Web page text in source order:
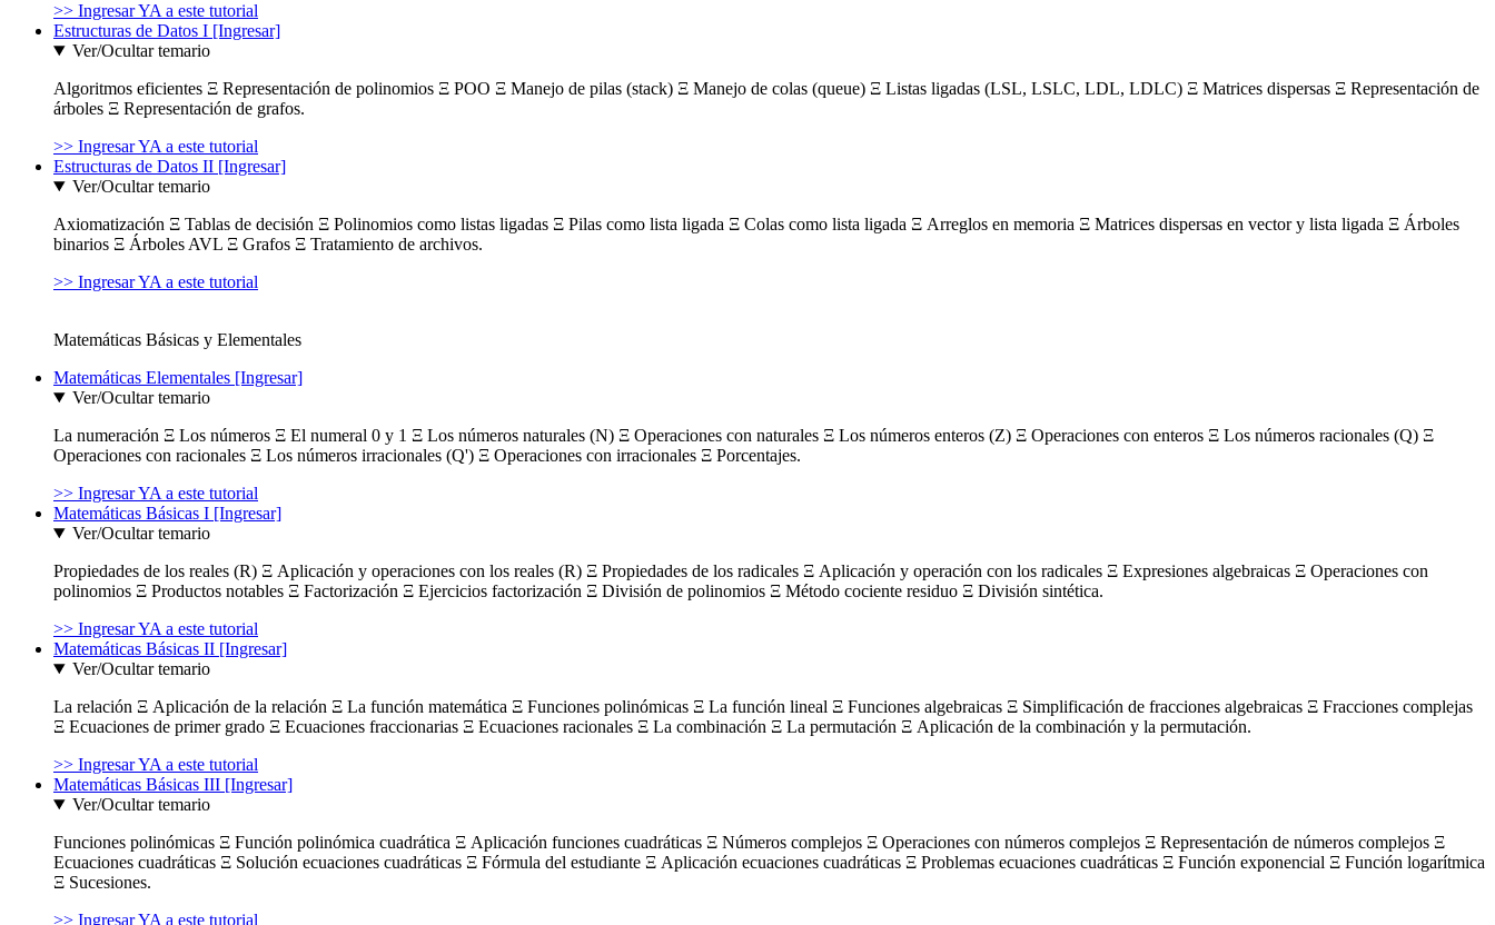
>> Ingresar YA a este tutorial
Estructuras de Datos I [Ingresar]
Ver/Ocultar temario
Algoritmos eficientes Ξ Representación de polinomios Ξ POO Ξ Manejo de pilas (stack) Ξ Manejo de colas (queue) Ξ Listas ligadas (LSL, LSLC, LDL, LDLC) Ξ Matrices dispersas Ξ Representación de
árboles Ξ Representación de grafos.
>> Ingresar YA a este tutorial
Estructuras de Datos II [Ingresar]
Ver/Ocultar temario
Axiomatización Ξ Tablas de decisión Ξ Polinomios como listas ligadas Ξ Pilas como lista ligada Ξ Colas como lista ligada Ξ Arreglos en memoria Ξ Matrices dispersas en vector y lista ligada Ξ Árboles
binarios Ξ Árboles AVL Ξ Grafos Ξ Tratamiento de archivos.
>> Ingresar YA a este tutorial
Matemáticas Básicas y Elementales
Matemáticas Elementales [Ingresar]
Ver/Ocultar temario
La numeración Ξ Los números Ξ El numeral 0 y 1 Ξ Los números naturales (N) Ξ Operaciones con naturales Ξ Los números enteros (Z) Ξ Operaciones con enteros Ξ Los números racionales (Q) Ξ
Operaciones con racionales Ξ Los números irracionales (Q') Ξ Operaciones con irracionales Ξ Porcentajes.
>> Ingresar YA a este tutorial
Matemáticas Básicas I [Ingresar]
Ver/Ocultar temario
Propiedades de los reales (R) Ξ Aplicación y operaciones con los reales (R) Ξ Propiedades de los radicales Ξ Aplicación y operación con los radicales Ξ Expresiones algebraicas Ξ Operaciones con
polinomios Ξ Productos notables Ξ Factorización Ξ Ejercicios factorización Ξ División de polinomios Ξ Método cociente residuo Ξ División sintética.
>> Ingresar YA a este tutorial
Matemáticas Básicas II [Ingresar]
Ver/Ocultar temario
La relación Ξ Aplicación de la relación Ξ La función matemática Ξ Funciones polinómicas Ξ La función lineal Ξ Funciones algebraicas Ξ Simplificación de fracciones algebraicas Ξ Fracciones complejas
Ξ Ecuaciones de primer grado Ξ Ecuaciones fraccionarias Ξ Ecuaciones racionales Ξ La combinación Ξ La permutación Ξ Aplicación de la combinación y la permutación.
>> Ingresar YA a este tutorial
Matemáticas Básicas III [Ingresar]
Ver/Ocultar temario
Funciones polinómicas Ξ Función polinómica cuadrática Ξ Aplicación funciones cuadráticas Ξ Números complejos Ξ Operaciones con números complejos Ξ Representación de números complejos Ξ
Ecuaciones cuadráticas Ξ Solución ecuaciones cuadráticas Ξ Fórmula del estudiante Ξ Aplicación ecuaciones cuadráticas Ξ Problemas ecuaciones cuadráticas Ξ Función exponencial Ξ Función logarítmica
Ξ Sucesiones.
>> Ingresar YA a este tutorial